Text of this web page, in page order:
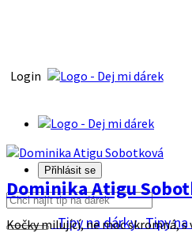
Login
Přihlásit se
Tipy na dárkyTipy na
Dominika Atigu
Kočky milující, ne moc skromná, s